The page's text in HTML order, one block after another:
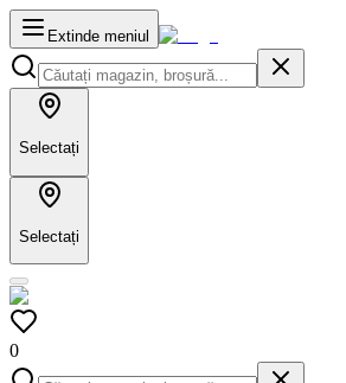
Extinde meniul
Selectați
Selectați
0